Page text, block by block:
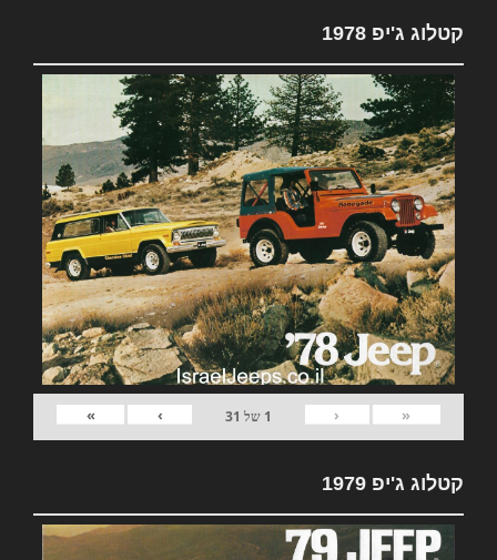
קטלוג ג'יפ 1978
«
‹
1 של 31
›
»
קטלוג ג'יפ 1979